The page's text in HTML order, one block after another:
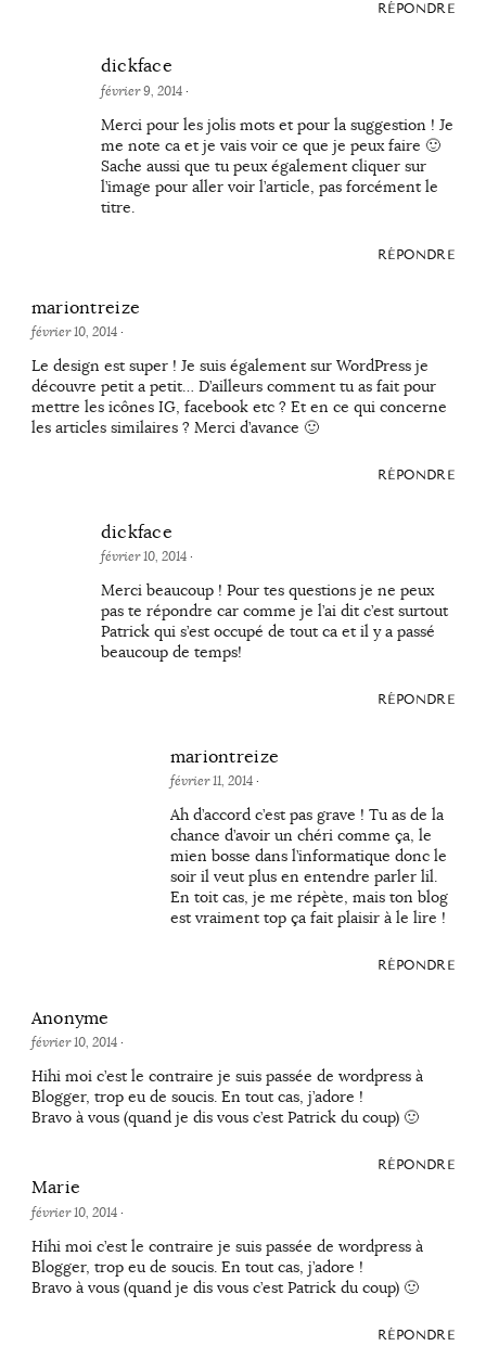
RÉPONDRE
dickface
février 9, 2014·
Merci pour les jolis mots et pour la suggestion ! Je
me note ca et je vais voir ce que je peux faire 🙂
Sache aussi que tu peux également cliquer sur
l’image pour aller voir l’article, pas forcément le
titre.
RÉPONDRE
mariontreize
février 10, 2014·
Le design est super ! Je suis également sur WordPress je
découvre petit a petit… D’ailleurs comment tu as fait pour
mettre les icônes IG, facebook etc ? Et en ce qui concerne
les articles similaires ? Merci d’avance 🙂
RÉPONDRE
dickface
février 10, 2014·
Merci beaucoup ! Pour tes questions je ne peux
pas te répondre car comme je l’ai dit c’est surtout
Patrick qui s’est occupé de tout ca et il y a passé
beaucoup de temps!
RÉPONDRE
mariontreize
février 11, 2014·
Ah d’accord c’est pas grave ! Tu as de la
chance d’avoir un chéri comme ça, le
mien bosse dans l’informatique donc le
soir il veut plus en entendre parler lil.
En toit cas, je me répète, mais ton blog
est vraiment top ça fait plaisir à le lire !
RÉPONDRE
Anonyme
février 10, 2014·
Hihi moi c’est le contraire je suis passée de wordpress à
Blogger, trop eu de soucis. En tout cas, j’adore !
Bravo à vous (quand je dis vous c’est Patrick du coup) 🙂
RÉPONDRE
Marie
février 10, 2014·
Hihi moi c’est le contraire je suis passée de wordpress à
Blogger, trop eu de soucis. En tout cas, j’adore !
Bravo à vous (quand je dis vous c’est Patrick du coup) 🙂
RÉPONDRE